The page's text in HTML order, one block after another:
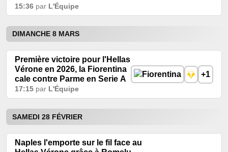
15:36 par L'Équipe
DIMANCHE 8 MARS
Première victoire pour l'Hellas
Vérone en 2026, la Fiorentina
cale contre Parme en Serie A
17:15 par L'Équipe
+1
SAMEDI 28 FÉVRIER
Naples l'emporte sur le fil face au